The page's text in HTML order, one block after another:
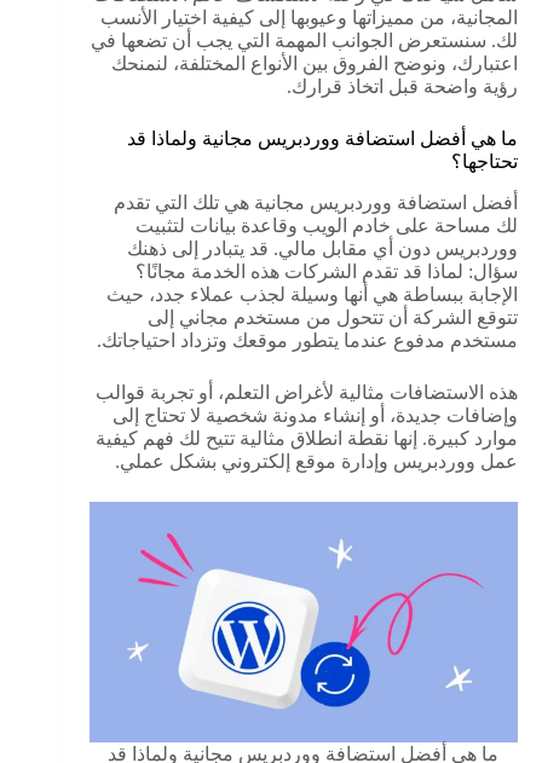
المجانية، من مميزاتها وعيوبها إلى كيفية اختيار الأنسب
لك. سنستعرض الجوانب المهمة التي يجب أن تضعها في
اعتبارك، ونوضح الفروق بين الأنواع المختلفة، لنمنحك
رؤية واضحة قبل اتخاذ قرارك.
ما هي أفضل استضافة ووردبريس مجانية ولماذا قد
تحتاجها؟
أفضل استضافة ووردبريس مجانية هي تلك التي تقدم
لك مساحة على خادم الويب وقاعدة بيانات لتثبيت
ووردبريس دون أي مقابل مالي. قد يتبادر إلى ذهنك
سؤال: لماذا قد تقدم الشركات هذه الخدمة مجانًا؟
الإجابة ببساطة هي أنها وسيلة لجذب عملاء جدد، حيث
تتوقع الشركة أن تتحول من مستخدم مجاني إلى
مستخدم مدفوع عندما يتطور موقعك وتزداد احتياجاتك.
هذه الاستضافات مثالية لأغراض التعلم، أو تجربة قوالب
وإضافات جديدة، أو إنشاء مدونة شخصية لا تحتاج إلى
موارد كبيرة. إنها نقطة انطلاق مثالية تتيح لك فهم كيفية
عمل ووردبريس وإدارة موقع إلكتروني بشكل عملي.
ما هي أفضل استضافة ووردبريس مجانية ولماذا قد